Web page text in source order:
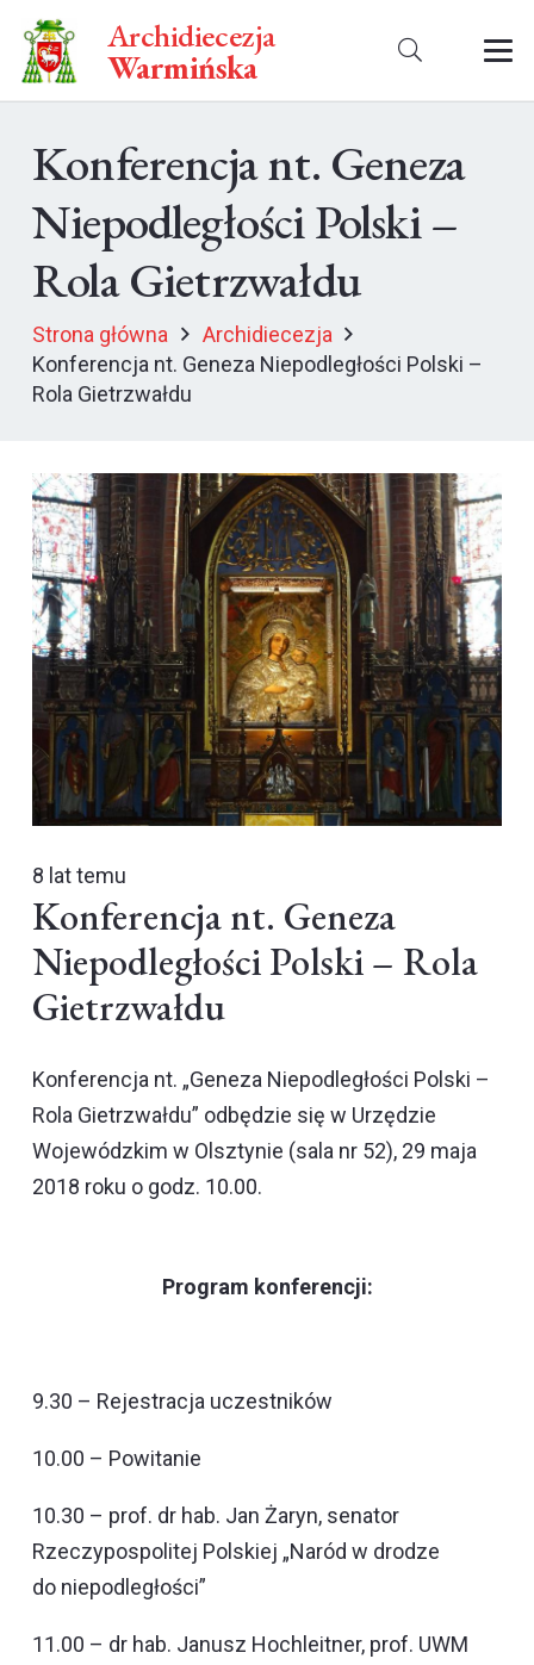
Archidiecezja
Warmińska
Konferencja nt. Geneza
Niepodległości Polski –
Rola Gietrzwałdu
Strona główna
Archidiecezja
Konferencja nt. Geneza Niepodległości Polski –
Rola Gietrzwałdu
8 lat temu
Konferencja nt. Geneza
Niepodległości Polski – Rola
Gietrzwałdu
Konferencja nt. „Geneza Niepodległości Polski –
Rola Gietrzwałdu” odbędzie się w Urzędzie
Wojewódzkim w Olsztynie (sala nr 52), 29 maja
2018 roku o godz. 10.00.
Program konferencji:
9.30 – Rejestracja uczestników
10.00 – Powitanie
10.30 – prof. dr hab. Jan Żaryn, senator
Rzeczypospolitej Polskiej „Naród w drodze
do niepodległości”
11.00 – dr hab. Janusz Hochleitner, prof. UWM